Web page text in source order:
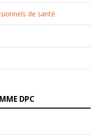
de santé
DPC